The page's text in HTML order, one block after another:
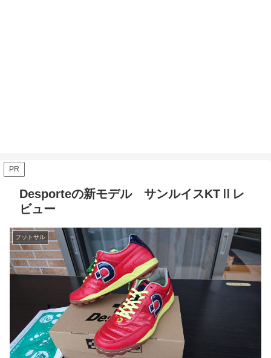
PR
Desporteの新モデル サンルイスKTⅡレ
ビュー
フットサル